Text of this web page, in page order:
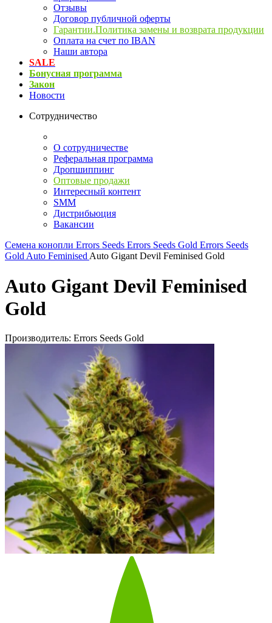
Отзывы
Договор публичной оферты
Гарантии.Политика замены и возврата продукции
Оплата на счет по IBAN
Наши автора
SALE
Бонусная программа
Закон
Новости
Сотрудничество
О сотрудничестве
Реферальная программа
Дропшиппинг
Оптовые продажи
Интересный контент
SMM
Дистрибьюция
Вакансии
Семена конопли Errors Seeds Errors Seeds Gold Errors Seeds
Gold Auto Feminised Auto Gigant Devil Feminised Gold
Auto Gigant Devil Feminised
Gold
Производитель: Errors Seeds Gold